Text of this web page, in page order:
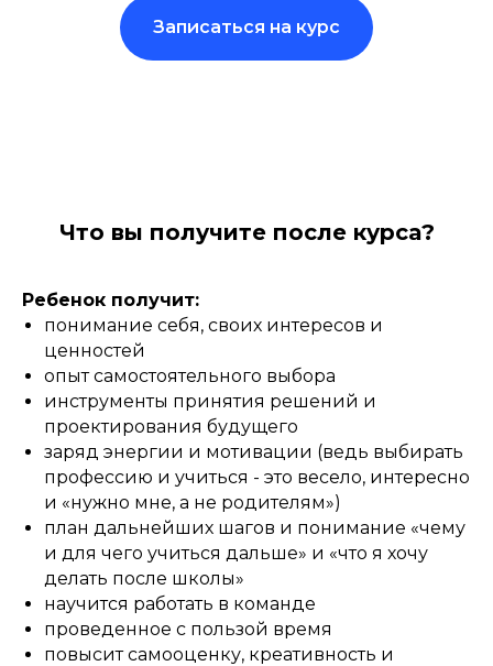
Записаться на курс
Что вы получите после курса?
Ребенок получит:
понимание себя, своих интересов и
ценностей
опыт самостоятельного выбора
инструменты принятия решений и
проектирования будущего
заряд энергии и мотивации (ведь выбирать
профессию и учиться - это весело, интересно
и «нужно мне, а не родителям»)
план дальнейших шагов и понимание «чему
и для чего учиться дальше» и «что я хочу
делать после школы»
научится работать в команде
проведенное с пользой время
повысит самооценку, креативность и